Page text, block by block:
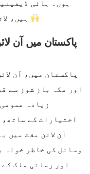
ہوں۔ ہائی
پاکستان میں آن
پاکستان میں، آن
اور مکہ باز شوز سے
زیادہ
اختیارات کے ساتھ،
آن لائن مفت میں
وسائل کی خاطر خواہ
اور رسائی ملک